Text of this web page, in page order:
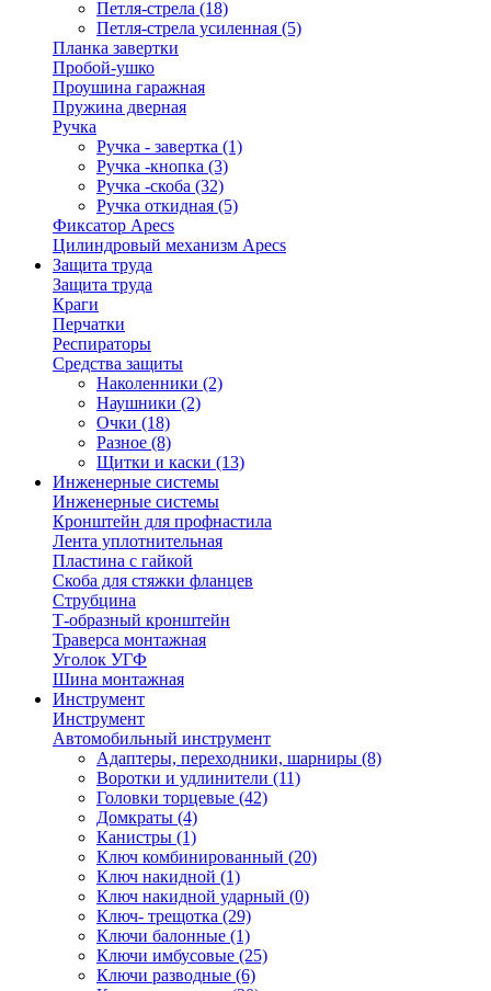
Петля-стрела (18)
Петля-стрела усиленная (5)
Планка завертки
Пробой-ушко
Проушина гаражная
Пружина дверная
Ручка
Ручка - завертка (1)
Ручка -кнопка (3)
Ручка -скоба (32)
Ручка откидная (5)
Фиксатор Apecs
Цилиндровый механизм Apecs
Защита труда
Защита труда
Краги
Перчатки
Респираторы
Средства защиты
Наколенники (2)
Наушники (2)
Очки (18)
Разное (8)
Щитки и каски (13)
Инженерные системы
Инженерные системы
Кронштейн для профнастила
Лента уплотнительная
Пластина с гайкой
Скоба для стяжки фланцев
Струбцина
Т-образный кронштейн
Траверса монтажная
Уголок УГФ
Шина монтажная
Инструмент
Инструмент
Автомобильный инструмент
Адаптеры, переходники, шарниры (8)
Воротки и удлинители (11)
Головки торцевые (42)
Домкраты (4)
Канистры (1)
Ключ комбинированный (20)
Ключ накидной (1)
Ключ накидной ударный (0)
Ключ- трещотка (29)
Ключи балонные (1)
Ключи имбусовые (25)
Ключи разводные (6)